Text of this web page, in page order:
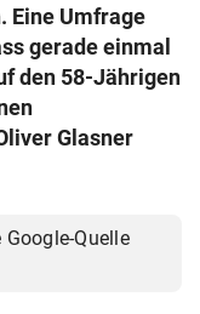
Eine Umfrage
gerade einmal
den 58-Jährigen
Glasner
Quelle